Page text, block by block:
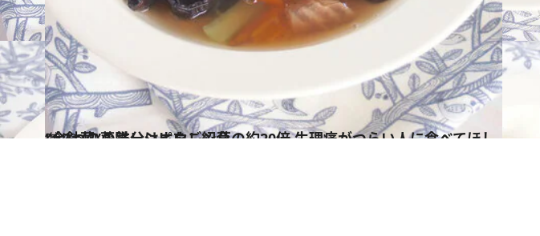
2022.10.1
“金針菜”の鉄分はホウレン草の約20倍 生理痛がつらい人に食べてほしい 3つの薬膳レシピをご紹介
グルメ